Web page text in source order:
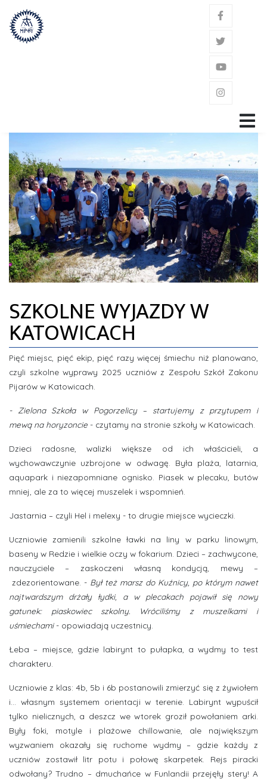
ZAKON
ŚW. JÓZEF KALASANCJUSZ
POWOŁANIE
GDZIE JESTEŚMY?
ZDJĘCIA
INFORMACJE
SZKOLNE WYJAZDY W
KATOWICACH
Pięć miejsc, pięć ekip, pięć razy więcej śmiechu niż planowano,
czyli szkolne wyprawy 2025 uczniów z Zespołu Szkół Zakonu
Pijarów w Katowicach.
- Zielona Szkoła w Pogorzelicy – startujemy z przytupem i
mewą na horyzoncie - czytamy na stronie szkoły w Katowicach.
Dzieci radosne, walizki większe od ich właścicieli, a
wychowawczynie uzbrojone w odwagę. Była plaża, latarnia,
aquapark i niezapomniane ognisko. Piasek w plecaku, butów
mniej, ale za to więcej muszelek i wspomnień.
Jastarnia – czyli Hel i melexy - to drugie miejsce wycieczki.
Uczniowie zamienili szkolne ławki na liny w parku linowym,
baseny w Redzie i wielkie oczy w fokarium. Dzieci – zachwycone,
nauczyciele – zaskoczeni własną kondycją, mewy –
zdezorientowane. - Był też marsz do Kuźnicy, po którym nawet
najtwardszym drżały łydki, a w plecakach pojawił się nowy
gatunek: piaskowiec szkolny. Wróciliśmy z muszelkami i
uśmiechami- opowiadają uczestnicy.
Łeba – miejsce, gdzie labirynt to pułapka, a wydmy to test
charakteru.
Uczniowie z klas: 4b, 5b i 6b postanowili zmierzyć się z żywiołem
i… własnym systemem orientacji w terenie. Labirynt wypuścił
tylko nielicznych, a deszcz we wtorek groził powołaniem arki.
Były foki, motyle i plażowe chillowanie, ale największym
wyzwaniem okazały się ruchome wydmy – gdzie każdy z
uczniów zostawił litr potu i połowę skarpetek. Rejs piracki
odwołany? Trudno – dmuchańce w Funlandii przejęły stery! A